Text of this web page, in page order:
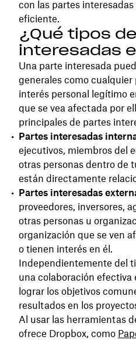
con las partes
eficiente.
¿Qué tipos
interesadas
Una parte interesada
generales como
interés personal legítimo
que se vea afectada por
principales de partes
Partes interesadas
ejecutivos, miembros del
otras personas dentro de
están directamente
Partes interesadas
proveedores, inversores,
otras personas u
organización que se ven
o tienen interés en él.
Independientemente del
una colaboración efectiva
lograr los objetivos
resultados en los
Al usar las herramientas
ofrece Dropbox, como